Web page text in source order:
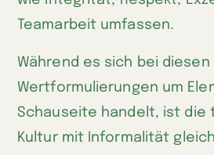
Teamarbeit umfassen.
Während es sich bei diesen
Wertformulierungen um
Schauseite handelt, ist die
Kultur mit Informalität